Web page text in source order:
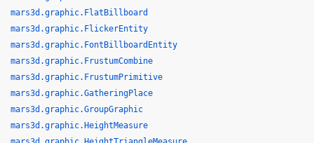
mars3d.graphic.FlatBillboard
mars3d.graphic.FlickerEntity
mars3d.graphic.FontBillboardEntity
mars3d.graphic.FrustumCombine
mars3d.graphic.FrustumPrimitive
mars3d.graphic.GatheringPlace
mars3d.graphic.GroupGraphic
mars3d.graphic.HeightMeasure